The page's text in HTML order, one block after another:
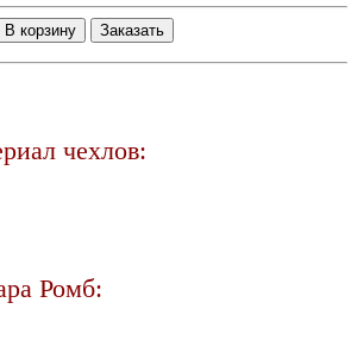
В корзину Заказать
чехлов:
Ромб: